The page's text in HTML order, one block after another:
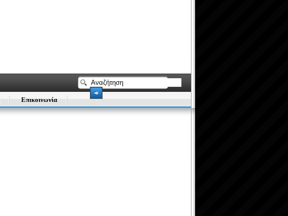
Επικοινωνία